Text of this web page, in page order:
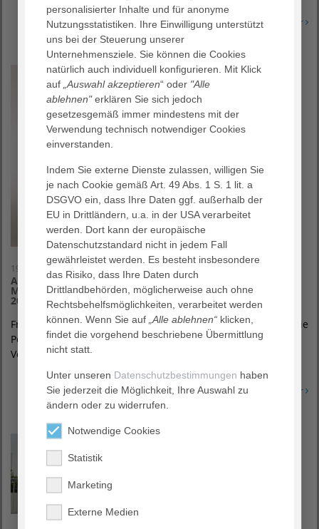
Erfahren Sie mehr
19. Mai 2021
AGAPLESION EVANGELISCHES KRANKENHAUS
MITTELHESSEN: Markus Schäfer übernimmt ab 1. Oktober
2021 die Geschäftsführung
Frankfurt / Gießen – Der studierte Betriebswirt übernimmt die
Position von Sebastian Polag, der im Januar 2021 in den
Vorstand der AGAPLESION gAG…
Erfahren Sie mehr
personalisierter Inhalte und für anonyme
Nutzungsstatistiken. Ihre Einwilligung unterstützt
uns bei der Steuerung unserer
Unternehmensziele. Sie können die Cookies
natürlich auch individuell konfigurieren. Mit Klick
auf „Auswahl akzeptieren“ oder "Alle
ablehnen"erklären Sie sich jedoch
gesetzesgemäß immer mindestens mit der
Verwendung technisch notwendiger Cookies
einverstanden.
Indem Sie externe Dienste zulassen, willigen Sie
je nach Cookie gemäß Art. 49 Abs. 1 S. 1 lit. a
DSGVO ein, dass Ihre Daten ggf. außerhalb der
EU in Drittländern, u.a. in der USA verarbeitet
werden. Dort kann der europäische
Datenschutzstandard nicht in jedem Fall
gewährleistet werden. Es besteht insbesondere
das Risiko, dass Ihre Daten durch
Drittlandbehörden, möglicherweise auch ohne
Rechtsbehelfsmöglichkeiten, verarbeitet werden
können. Wenn Sie auf „Alle ablehnen“ klicken,
findet die vorgehend beschriebene Übermittlung
nicht statt.
Unter unseren Datenschutzbestimmungen haben
Sie jederzeit die Möglichkeit, Ihre Auswahl zu
ändern oder zu widerrufen.
Notwendige Cookies
Statistik
Marketing
Externe Medien